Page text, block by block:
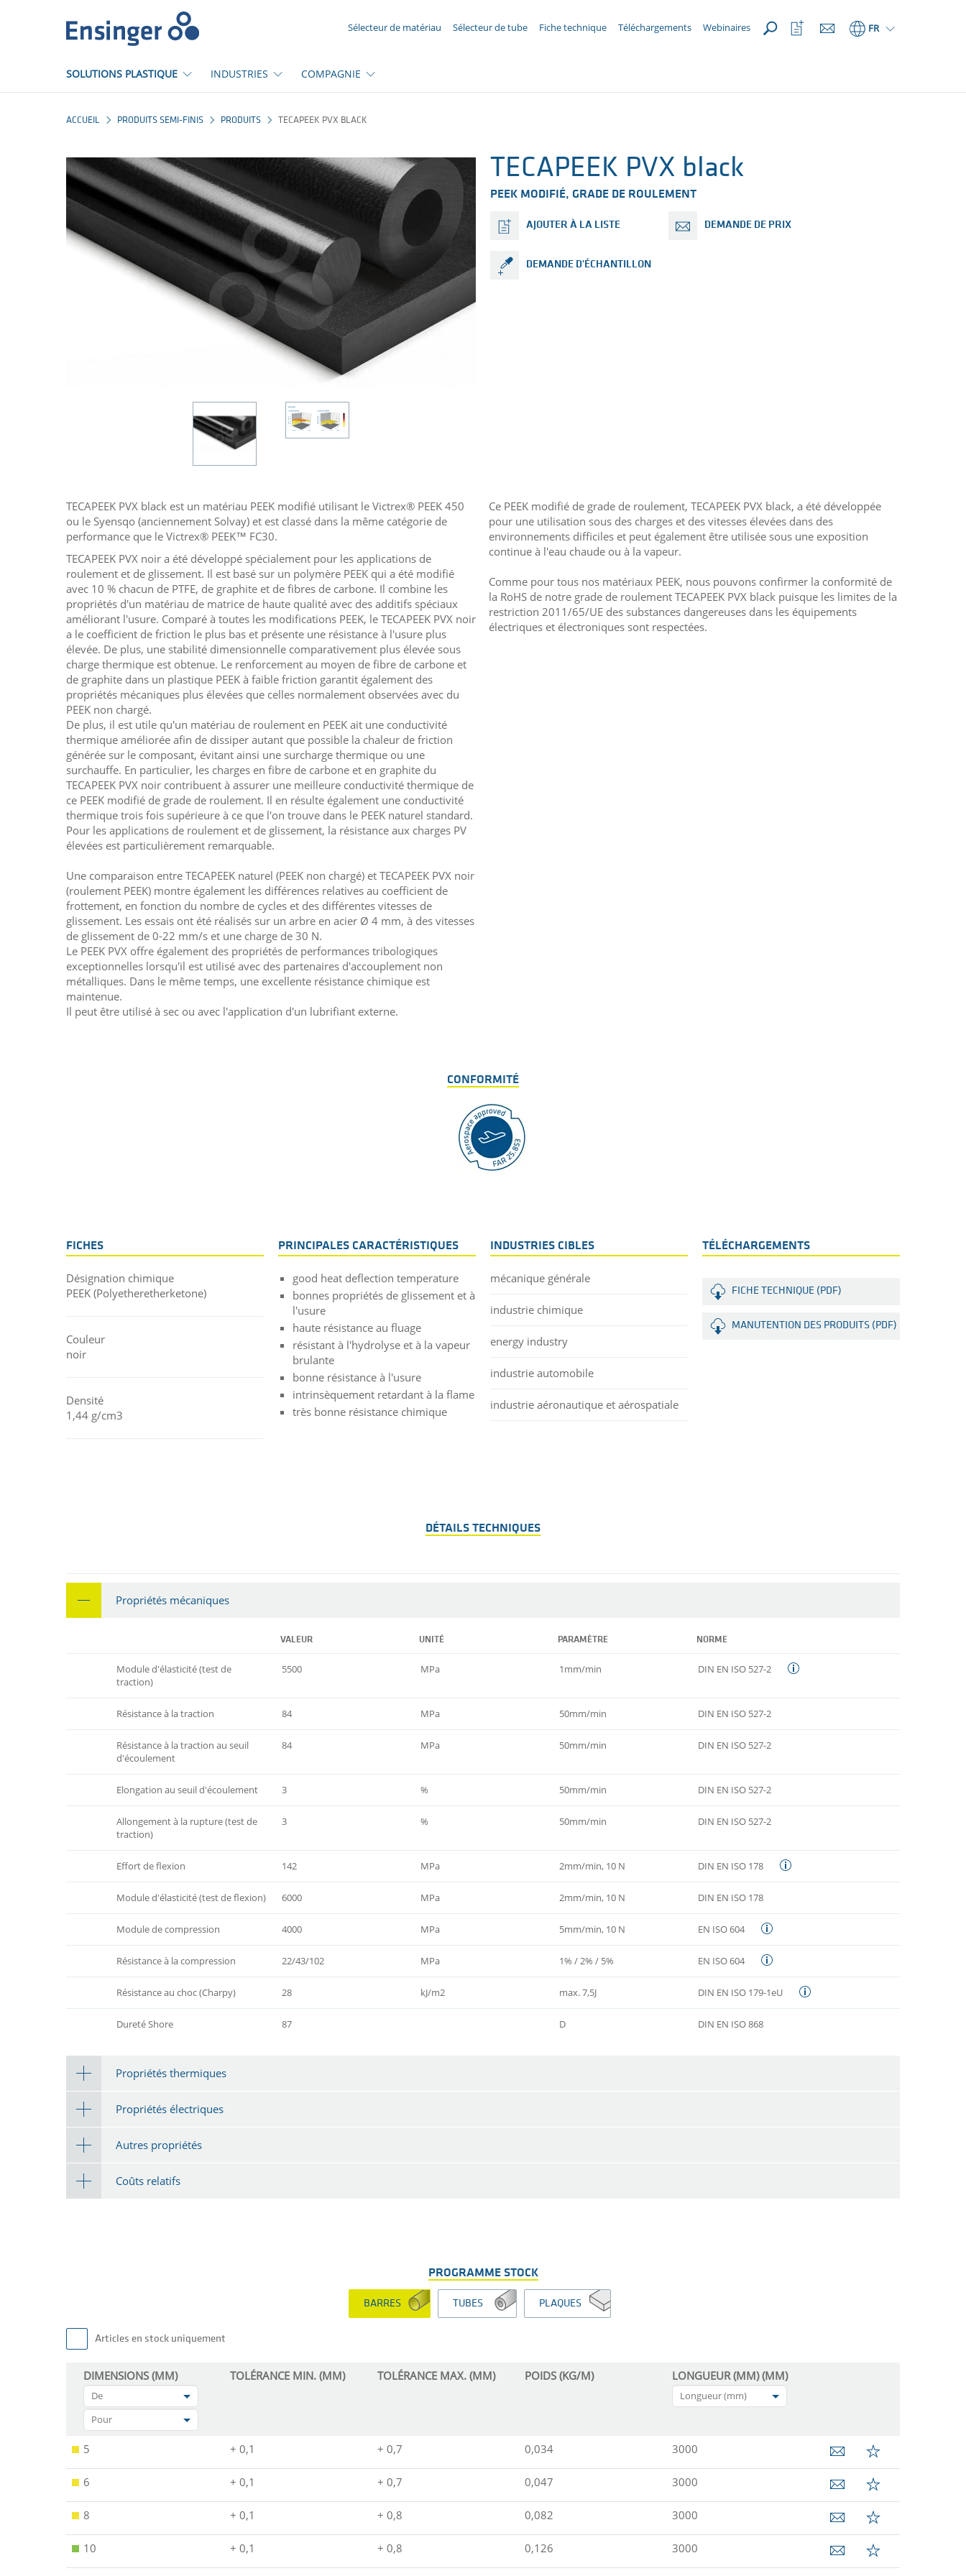
Sélecteur de matériau Sélecteur de tube Fiche technique Téléchargements Webinaires FR
Ouvrir
la
SOLUTIONS PLASTIQUE INDUSTRIES COMPAGNIE
ACCUEIL PRODUITS SEMI-FINIS PRODUITS TECAPEEK PVX BLACK
TECAPEEK PVX black
PEEK MODIFIÉ, GRADE DE ROULEMENT
AJOUTER À LA LISTE DEMANDE DE PRIX
DEMANDE D'ÉCHANTILLON
TECAPEEK PVX black est un matériau PEEK modifié utilisant le Victrex® PEEK 450
ou le Syensqo (anciennement Solvay) et est classé dans la même catégorie de
performance que le Victrex® PEEK™ FC30.
TECAPEEK PVX noir a été développé spécialement pour les applications de
roulement et de glissement. Il est basé sur un polymère PEEK qui a été modifié
avec 10 % chacun de PTFE, de graphite et de fibres de carbone. Il combine les
propriétés d'un matériau de matrice de haute qualité avec des additifs spéciaux
améliorant l'usure. Comparé à toutes les modifications PEEK, le TECAPEEK PVX noir
a le coefficient de friction le plus bas et présente une résistance à l'usure plus
élevée. De plus, une stabilité dimensionnelle comparativement plus élevée sous
charge thermique est obtenue. Le renforcement au moyen de fibre de carbone et
de graphite dans un plastique PEEK à faible friction garantit également des
propriétés mécaniques plus élevées que celles normalement observées avec du
PEEK non chargé.
De plus, il est utile qu'un matériau de roulement en PEEK ait une conductivité
thermique améliorée afin de dissiper autant que possible la chaleur de friction
générée sur le composant, évitant ainsi une surcharge thermique ou une
surchauffe. En particulier, les charges en fibre de carbone et en graphite du
TECAPEEK PVX noir contribuent à assurer une meilleure conductivité thermique de
ce PEEK modifié de grade de roulement. Il en résulte également une conductivité
thermique trois fois supérieure à ce que l'on trouve dans le PEEK naturel standard.
Pour les applications de roulement et de glissement, la résistance aux charges PV
élevées est particulièrement remarquable.
Une comparaison entre TECAPEEK naturel (PEEK non chargé) et TECAPEEK PVX noir
(roulement PEEK) montre également les différences relatives au coefficient de
frottement, en fonction du nombre de cycles et des différentes vitesses de
glissement. Les essais ont été réalisés sur un arbre en acier Ø 4 mm, à des vitesses
de glissement de 0-22 mm/s et une charge de 30 N.
Le PEEK PVX offre également des propriétés de performances tribologiques
exceptionnelles lorsqu'il est utilisé avec des partenaires d'accouplement non
métalliques. Dans le même temps, une excellente résistance chimique est
maintenue.
Il peut être utilisé à sec ou avec l'application d'un lubrifiant externe.
Ce PEEK modifié de grade de roulement, TECAPEEK PVX black, a été développée
pour une utilisation sous des charges et des vitesses élevées dans des
environnements difficiles et peut également être utilisée sous une exposition
continue à l'eau chaude ou à la vapeur.
Comme pour tous nos matériaux PEEK, nous pouvons confirmer la conformité de
la RoHS de notre grade de roulement TECAPEEK PVX black puisque les limites de la
restriction 2011/65/UE des substances dangereuses dans les équipements
électriques et électroniques sont respectées.
CONFORMITÉ
FICHES
Désignation chimique
PEEK (Polyetheretherketone)
Couleur
noir
Densité
1,44 g/cm3
PRINCIPALES CARACTÉRISTIQUES
good heat deflection temperature
bonnes propriétés de glissement et à
l'usure
haute résistance au fluage
résistant à l'hydrolyse et à la vapeur
brulante
bonne résistance à l'usure
intrinsèquement retardant à la flame
très bonne résistance chimique
INDUSTRIES CIBLES
mécanique générale
industrie chimique
energy industry
industrie automobile
industrie aéronautique et aérospatiale
TÉLÉCHARGEMENTS
FICHE TECHNIQUE (PDF)
MANUTENTION DES PRODUITS (PDF)
DÉTAILS TECHNIQUES
Propriétés mécaniques
VALEUR UNITÉ PARAMÈTRE NORME
Module d'élasticité (test de
traction)
5500 MPa 1mm/min DIN EN ISO 527-2
Résistance à la traction 84 MPa 50mm/min DIN EN ISO 527-2
Résistance à la traction au seuil
d'écoulement
84 MPa 50mm/min DIN EN ISO 527-2
Elongation au seuil d'écoulement 3 % 50mm/min DIN EN ISO 527-2
Allongement à la rupture (test de
traction)
3 % 50mm/min DIN EN ISO 527-2
Effort de flexion 142 MPa 2mm/min, 10 N DIN EN ISO 178
Module d'élasticité (test de flexion) 6000 MPa 2mm/min, 10 N DIN EN ISO 178
Module de compression 4000 MPa 5mm/min, 10 N EN ISO 604
Résistance à la compression 22/43/102 MPa 1% / 2% / 5% EN ISO 604
Résistance au choc (Charpy) 28 kJ/m2 max. 7,5J DIN EN ISO 179-1eU
Dureté Shore 87 D DIN EN ISO 868
Propriétés thermiques
Propriétés électriques
Autres propriétés
Coûts relatifs
PROGRAMME STOCK
BARRES TUBES PLAQUES
Articles en stock uniquement
DIMENSIONS (MM)
De
Pour
TOLÉRANCE MIN. (MM) TOLÉRANCE MAX. (MM) POIDS (KG/M) LONGUEUR (MM) (MM)
Longueur (mm)
5 + 0,1 + 0,7 0,034 3000
6 + 0,1 + 0,7 0,047 3000
8 + 0,1 + 0,8 0,082 3000
10 + 0,1 + 0,8 0,126 3000